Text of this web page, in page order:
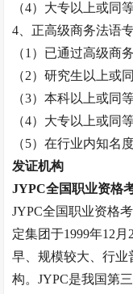
（4）大专以上或同
4、正高级商务法语
（1）已通过高级商
（2）研究生以上或
（3）本科以上或同
（4）大专以上或同
（5）在行业内知名
发证机构
JYPC全国职业资格
JYPC全国职业资格
定集团于1999年12
早、规模较大、行
构。JYPC是我国第